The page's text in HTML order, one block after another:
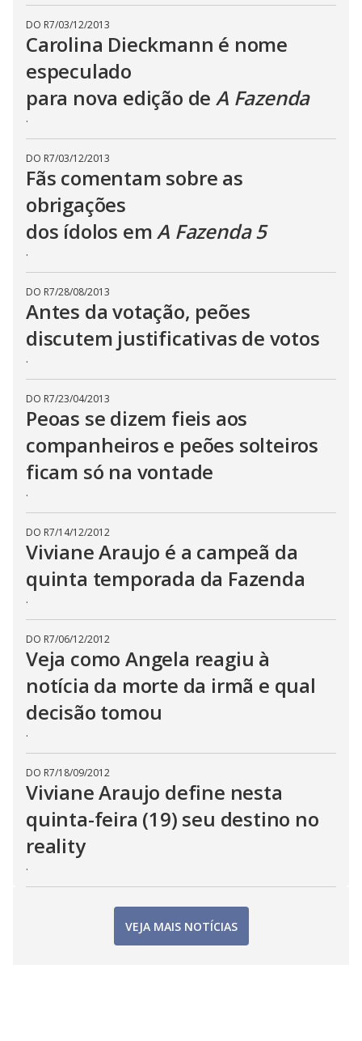
DO R7/03/12/2013
Carolina Dieckmann é nome
especulado
para nova edição de A Fazenda
.
DO R7/03/12/2013
Fãs comentam sobre as
obrigações
dos ídolos emA Fazenda 5
.
DO R7/28/08/2013
Antes da votação, peões
discutem justificativas de votos
.
DO R7/23/04/2013
Peoas se dizem fieis aos
companheiros e peões solteiros
ficam só na vontade
.
DO R7/14/12/2012
Viviane Araujo é a campeã da
quinta temporada da Fazenda
.
DO R7/06/12/2012
Veja como Angela reagiu à
notícia da morte da irmã e qual
decisão tomou
.
DO R7/18/09/2012
Viviane Araujo define nesta
quinta-feira (19) seu destino no
reality
.
VEJA MAIS NOTÍCIAS